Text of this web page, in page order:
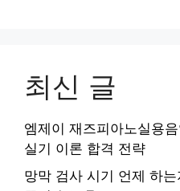
최신 글
엠제이 재즈피아노실용
실기 이론 합격 전략
망막 검사 시기 언제 하